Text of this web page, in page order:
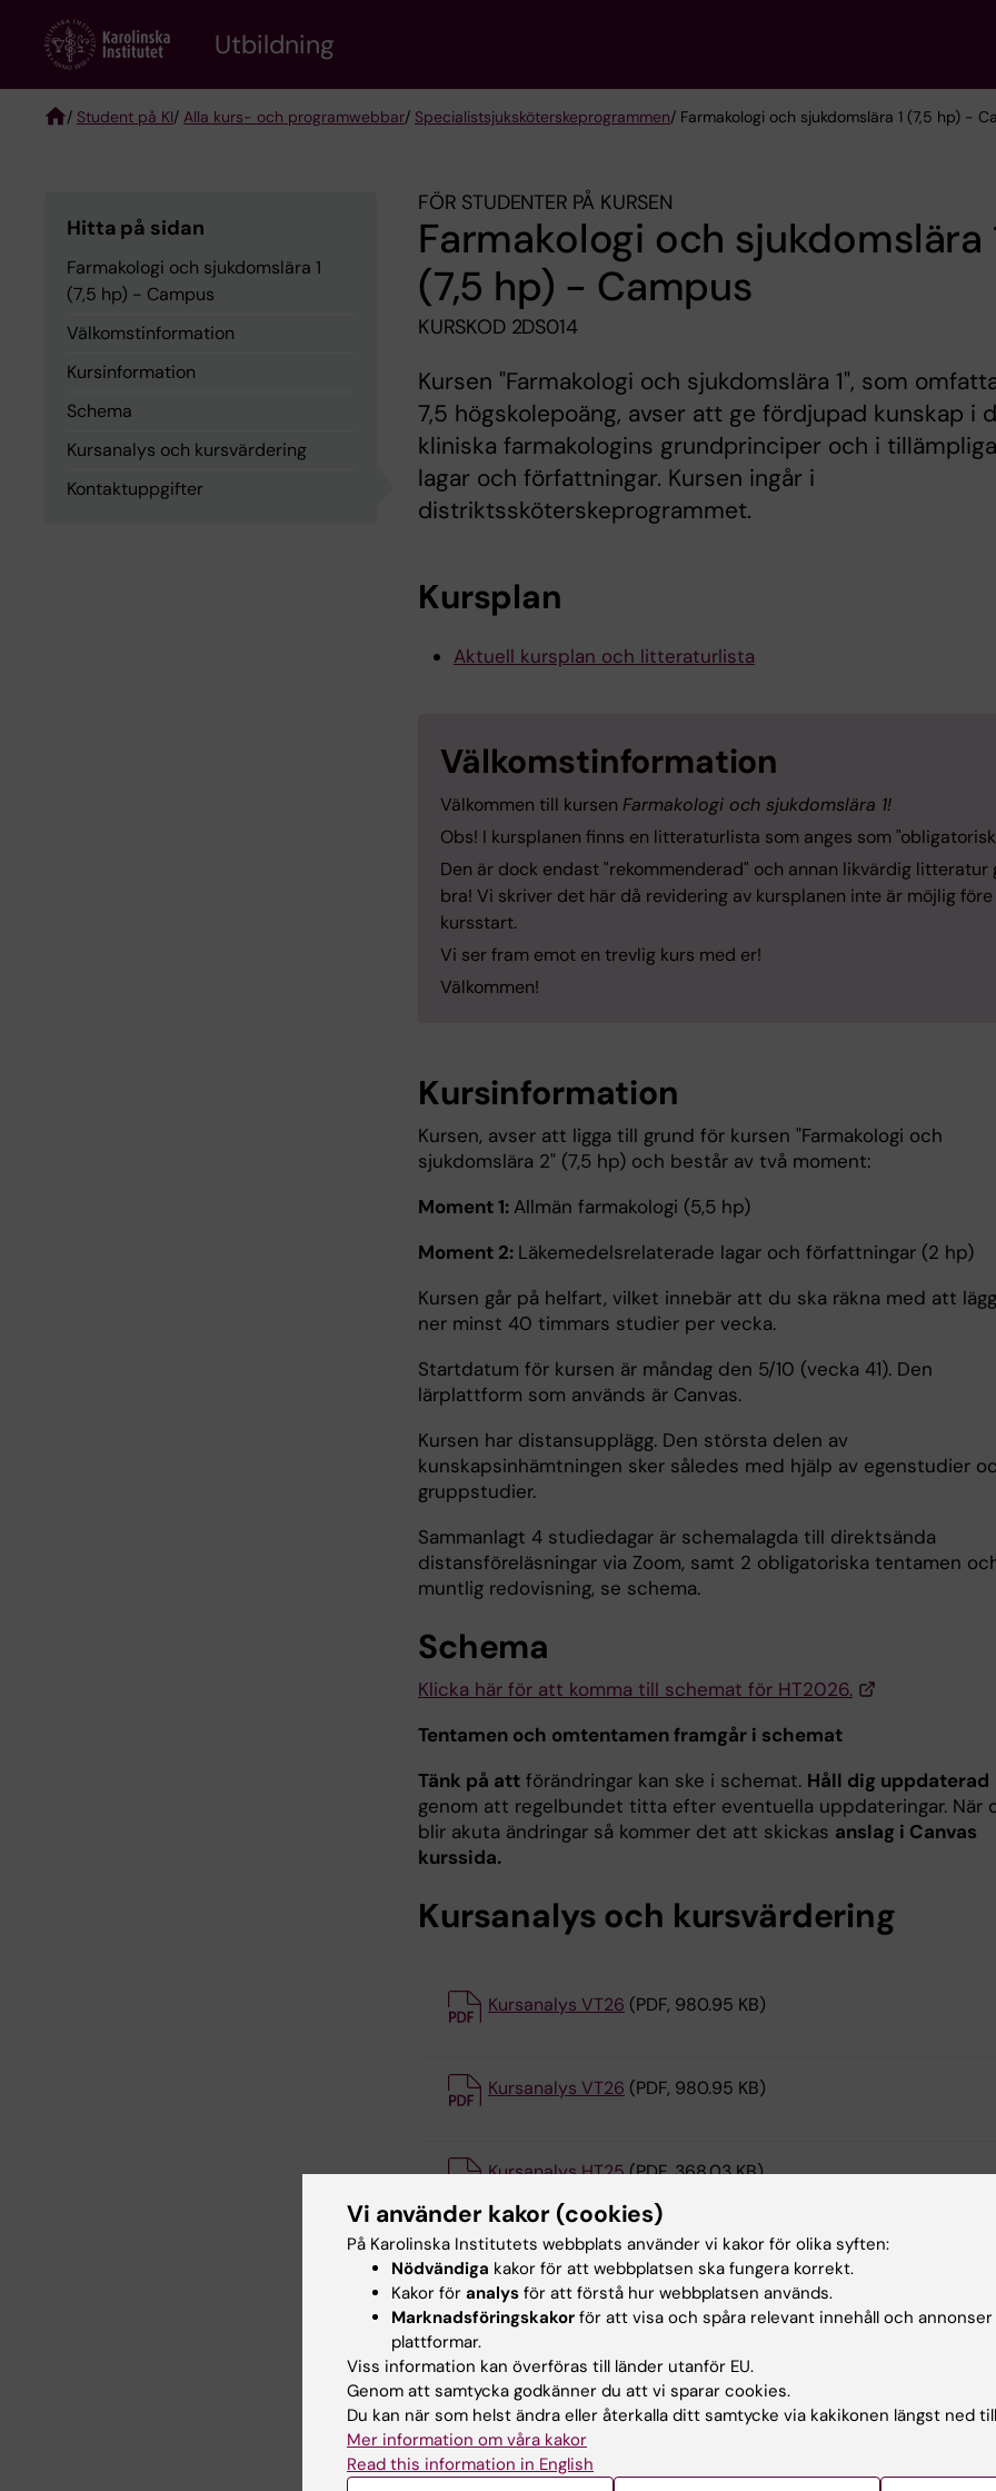
content
Utbildning
/ Student på KI/ Alla kurs- och programwebbar/ Specialist­sjuksköterske­programmen/ Farmakologi och sjukdomslära 1 (7,5 hp) -
Hitta på sidan
Farmakologi och sjukdomslära 1
(7,5 hp) - Campus
Välkomstinformation
Kursinformation
Schema
Kursanalys och kursvärdering
Kontaktuppgifter
FÖR STUDENTER PÅ KURSEN
Farmakologi och sjukdomslära
(7,5 hp) - Campus
KURSKOD 2DS014
Kursen "Farmakologi och sjukdomslära 1", som
7,5 högskolepoäng, avser att ge fördjupad kunskap i
kliniska farmakologins grundprinciper och i tillämpliga
lagar och författningar. Kursen ingår i
distriktssköterskeprogrammet.
Kursplan
Aktuell kursplan och litteraturlista
Välkomstinformation
Välkommen till kursen Farmakologi och sjukdomslära 1!
Obs! I kursplanen finns en litteraturlista som anges som
Den är dock endast "rekommenderad" och annan likvärdig litteratur
bra! Vi skriver det här då revidering av kursplanen inte är möjlig före
kursstart.
Vi ser fram emot en trevlig kurs med er!
Välkommen!
Kursinformation
Kursen, avser att ligga till grund för kursen "Farmakologi och
sjukdomslära 2" (7,5 hp) och består av två moment:
Moment 1: Allmän farmakologi (5,5 hp)
Moment 2: Läkemedelsrelaterade lagar och författningar (2 hp)
Kursen går på helfart, vilket innebär att du ska räkna med att
ner minst 40 timmars studier per vecka.
Startdatum för kursen är måndag den 5/10 (vecka 41). Den
lärplattform som används är Canvas.
Kursen har distansupplägg. Den största delen av
kunskapsinhämtningen sker således med hjälp av egenstudier
gruppstudier.
Sammanlagt 4 studiedagar är schemalagda till direktsända
distansföreläsningar via Zoom, samt 2 obligatoriska tentamen
muntlig redovisning, se schema.
Schema
Klicka här för att komma till schemat för HT2026.
Tentamen och omtentamen framgår i schemat
Tänk på att förändringar kan ske i schemat. Håll dig uppdaterad
genom att regelbundet titta efter eventuella uppdateringar. När
blir akuta ändringar så kommer det att skickas anslag i Canvas
kurssida.
Kursanalys och kursvärdering
Kursanalys VT26 (PDF, 980.95 KB)
Kursanalys VT26 (PDF, 980.95 KB)
Kursanalys HT25(PDF, 368.03 KB)
Kursvärdering HT25 (PDF, 353.9 KB)
Kontaktuppgifter
Shahd Alshalak
Telefon: +46852487570
Vi använder kakor (cookies)
På Karolinska Institutets webbplats använder vi kakor för olika syften:
Nödvändiga kakor för att webbplatsen ska fungera korrekt.
Kakor för analys för att förstå hur webbplatsen används.
Marknadsföringskakor för att visa och spåra relevant innehåll och
plattformar.
Viss information kan överföras till länder utanför EU.
Genom att samtycka godkänner du att vi sparar cookies.
Du kan när som helst ändra eller återkalla ditt samtycke via kakikonen längst ned
Mer information om våra kakor
Read this information in English